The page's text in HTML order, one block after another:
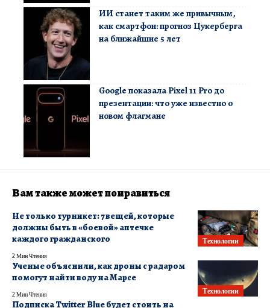
ИИ станет таким же привычным,
как смартфон: прогноз Цукерберга
на ближайшие 5 лет
Google показала Pixel 11 Pro до
презентации: что уже известно о
новом флагмане
Вам также может понравиться
Технологии
Не только турникет: 7 вещей, которые
должны быть в «боевой» аптечке
каждого гражданского
2 Мин Чтения
Технологии
Ученые объяснили, как дроны с радаром
помогут найти воду на Марсе
2 Мин Чтения
Подписка Twitter Blue будет стоить на